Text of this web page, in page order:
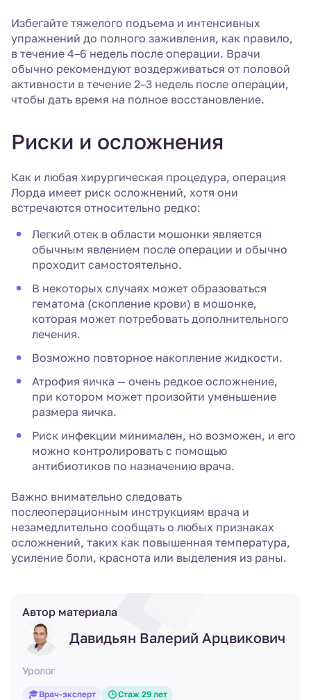
Избегайте тяжелого подъема и интенсивных
упражнений до полного заживления, как правило,
в течение 4–6 недель после операции. Врачи
обычно рекомендуют воздерживаться от половой
активности в течение 2–3 недель после операции,
чтобы дать время на полное восстановление.
Риски и осложнения
Как и любая хирургическая процедура, операция
Лорда имеет риск осложнений, хотя они
встречаются относительно редко:
Легкий отек в области мошонки является
обычным явлением после операции и обычно
проходит самостоятельно.
В некоторых случаях может образоваться
гематома (скопление крови) в мошонке,
которая может потребовать дополнительного
лечения.
Возможно повторное накопление жидкости.
Атрофия яичка — очень редкое осложнение,
при котором может произойти уменьшение
размера яичка.
Риск инфекции минимален, но возможен, и его
можно контролировать с помощью
антибиотиков по назначению врача.
Важно внимательно следовать
послеоперационным инструкциям врача и
незамедлительно сообщать о любых признаках
осложнений, таких как повышенная температура,
усиление боли, краснота или выделения из раны.
Уролог
Давидьян Валерий Арцвикович
Врач-эксперт Стаж 29 лет
Автор материала